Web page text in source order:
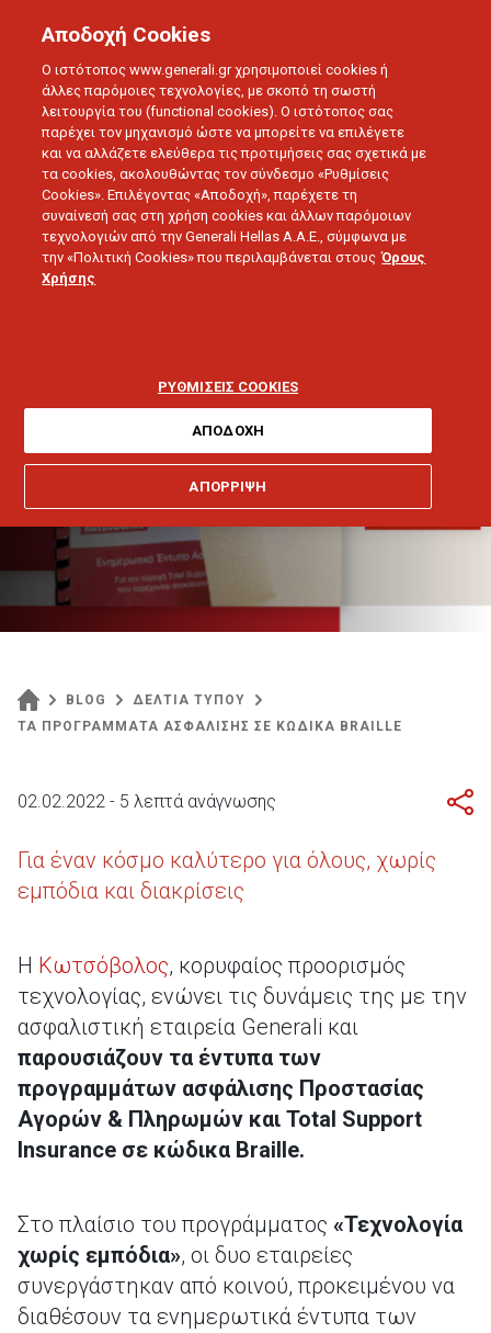
ΔΕΛΤΙΑ ΤΥΠΟΥ
Braille
BLOG
ΔΕΛΤΙΑ ΤΥΠΟΥ
ΤΑ ΠΡΟΓΡΑΜΜΑΤΑ ΑΣΦΑΛΙΣΗΣ ΣΕ ΚΩΔΙΚΑ BRAILLE
02.02.2022 - 5 λεπτά ανάγνωσης
Για έναν κόσμο καλύτερο για όλους, χωρίς
εμπόδια και διακρίσεις
Η Κωτσόβολος, κορυφαίος προορισμός
τεχνολογίας, ενώνει τις δυνάμεις της με την
ασφαλιστική εταιρεία Generali και
παρουσιάζουν τα έντυπα των
προγραμμάτων ασφάλισης Προστασίας
Αγορών & Πληρωμών και Total Support
Insurance σε κώδικα Braille.
Στο πλαίσιο του προγράμματος «Τεχνολογία
χωρίς εμπόδια», οι δυο εταιρείες
συνεργάστηκαν από κοινού, προκειμένου να
διαθέσουν τα ενημερωτικά έντυπα των
Αποδοχή Cookies
Ο ιστότοπος www.generali.gr χρησιμοποιεί cookies ή
άλλες παρόμοιες τεχνολογίες, με σκοπό τη σωστή
λειτουργία του (functional cookies). Ο ιστότοπος σας
παρέχει τον μηχανισμό ώστε να μπορείτε να επιλέγετε
και να αλλάζετε ελεύθερα τις προτιμήσεις σας σχετικά με
τα cookies, ακολουθώντας τον σύνδεσμο «Ρυθμίσεις
Cookies». Επιλέγοντας «Αποδοχή», παρέχετε τη
συναίνεσή σας στη χρήση cookies και άλλων παρόμοιων
τεχνολογιών από την Generali Hellas A.A.E., σύμφωνα με
την «Πολιτική Cookies» που περιλαμβάνεται στους Όρους
Χρήσης
ΡΥΘΜΙΣΕΙΣ COOKIES
ΑΠΟΡΡΙΨΗ
ΑΠΟΔΟΧΗ